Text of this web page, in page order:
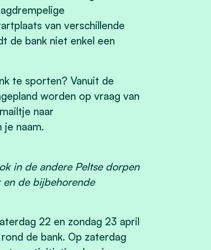
van verschillende
de bank niet enkel een
te sporten? Vanuit de
worden op vraag van
naar
je naam.
in de andere Peltse dorpen
en de bijbehorende
22 en zondag 23 april
de bank. Op zaterdag